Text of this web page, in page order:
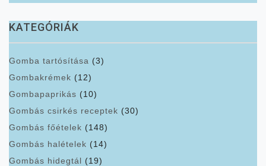
KATEGÓRIÁK
Gomba tartósítása (3)
Gombakrémek (12)
Gombapaprikás (10)
Gombás csirkés receptek (30)
Gombás főételek (148)
Gombás halételek (14)
Gombás hidegtál (19)